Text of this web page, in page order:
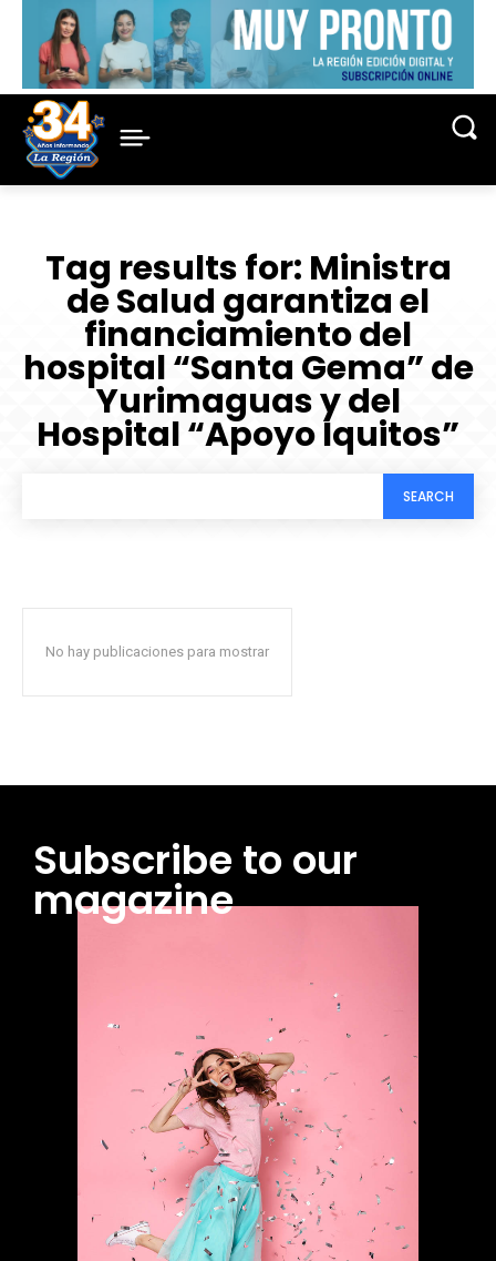
Tag results for: Ministra
de Salud garantiza el
financiamiento del
hospital “Santa Gema” de
Yurimaguas y del
Hospital “Apoyo Iquitos”
SEARCH
No hay publicaciones para mostrar
Subscribe to our
magazine